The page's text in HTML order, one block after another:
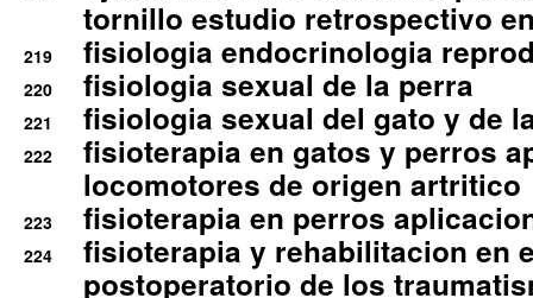
tornillo estudio retrospectivo
219 fisiologia endocrinologia
220 fisiologia sexual de la perra
221 fisiologia sexual del gato y de
222
fisioterapia en gatos y perros
locomotores de origen artritico
223 fisioterapia en perros
224
fisioterapia y rehabilitacion en
postoperatorio de los